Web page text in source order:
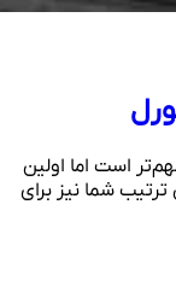
است اما اولین
شما نیز برای